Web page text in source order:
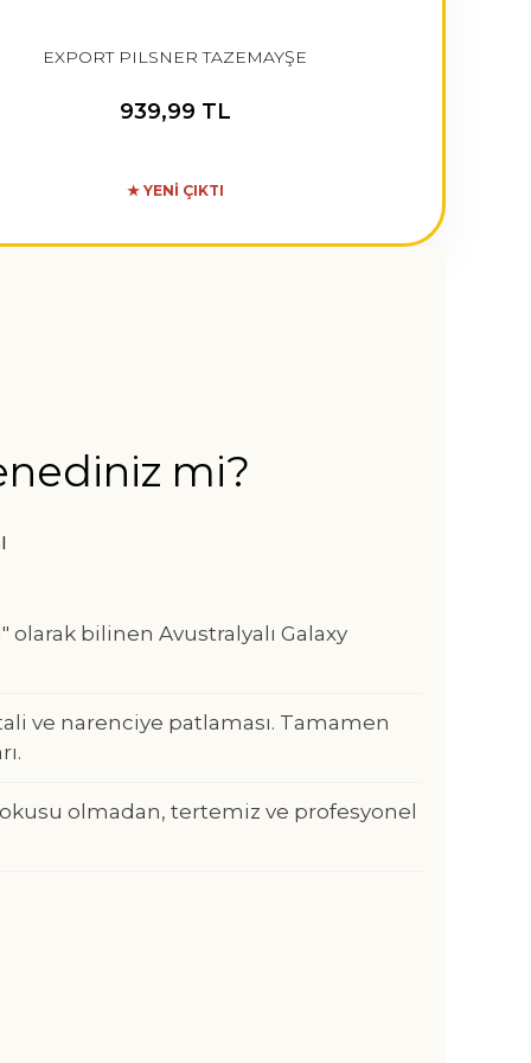
EXPORT PILSNER TAZEMAYŞE
939,99 TL
★ YENİ ÇIKTI
mi?
olarak bilinen Avustralyalı Galaxy
ve narenciye patlaması. Tamamen
olmadan, tertemiz ve profesyonel